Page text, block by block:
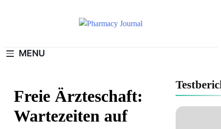
Pharmacy
MENU
Freie Ärzteschaft:
Wartezeiten auf